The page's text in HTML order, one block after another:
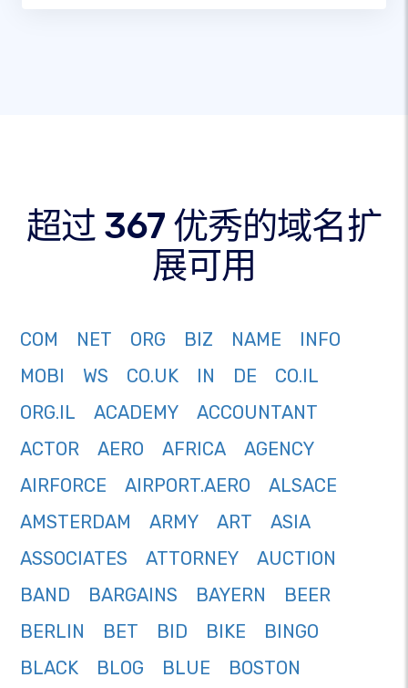
超过 367 优秀的域名扩
展可用
COM NET ORG BIZ NAME
INFO
MOBI
WS CO.UK IN DE
CO.IL
ORG.IL
ACADEMY
ACCOUNTANT
ACTOR
AERO AFRICA
AGENCY
AIRFORCE
AIRPORT.AERO
ALSACE
AMSTERDAM
ARMY ART
ASIA
ASSOCIATES
ATTORNEY
AUCTION
BAND
BARGAINS BAYERN
BEER
BERLIN
BET BID BIKE
BINGO
BLACK
BLOG BLUE
BOSTON